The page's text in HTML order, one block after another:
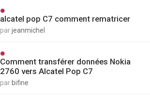
alcatel pop C7 comment rematricer
parjeanmichel
Comment transférer données Nokia
2760 vers Alcatel Pop C7
par bifine